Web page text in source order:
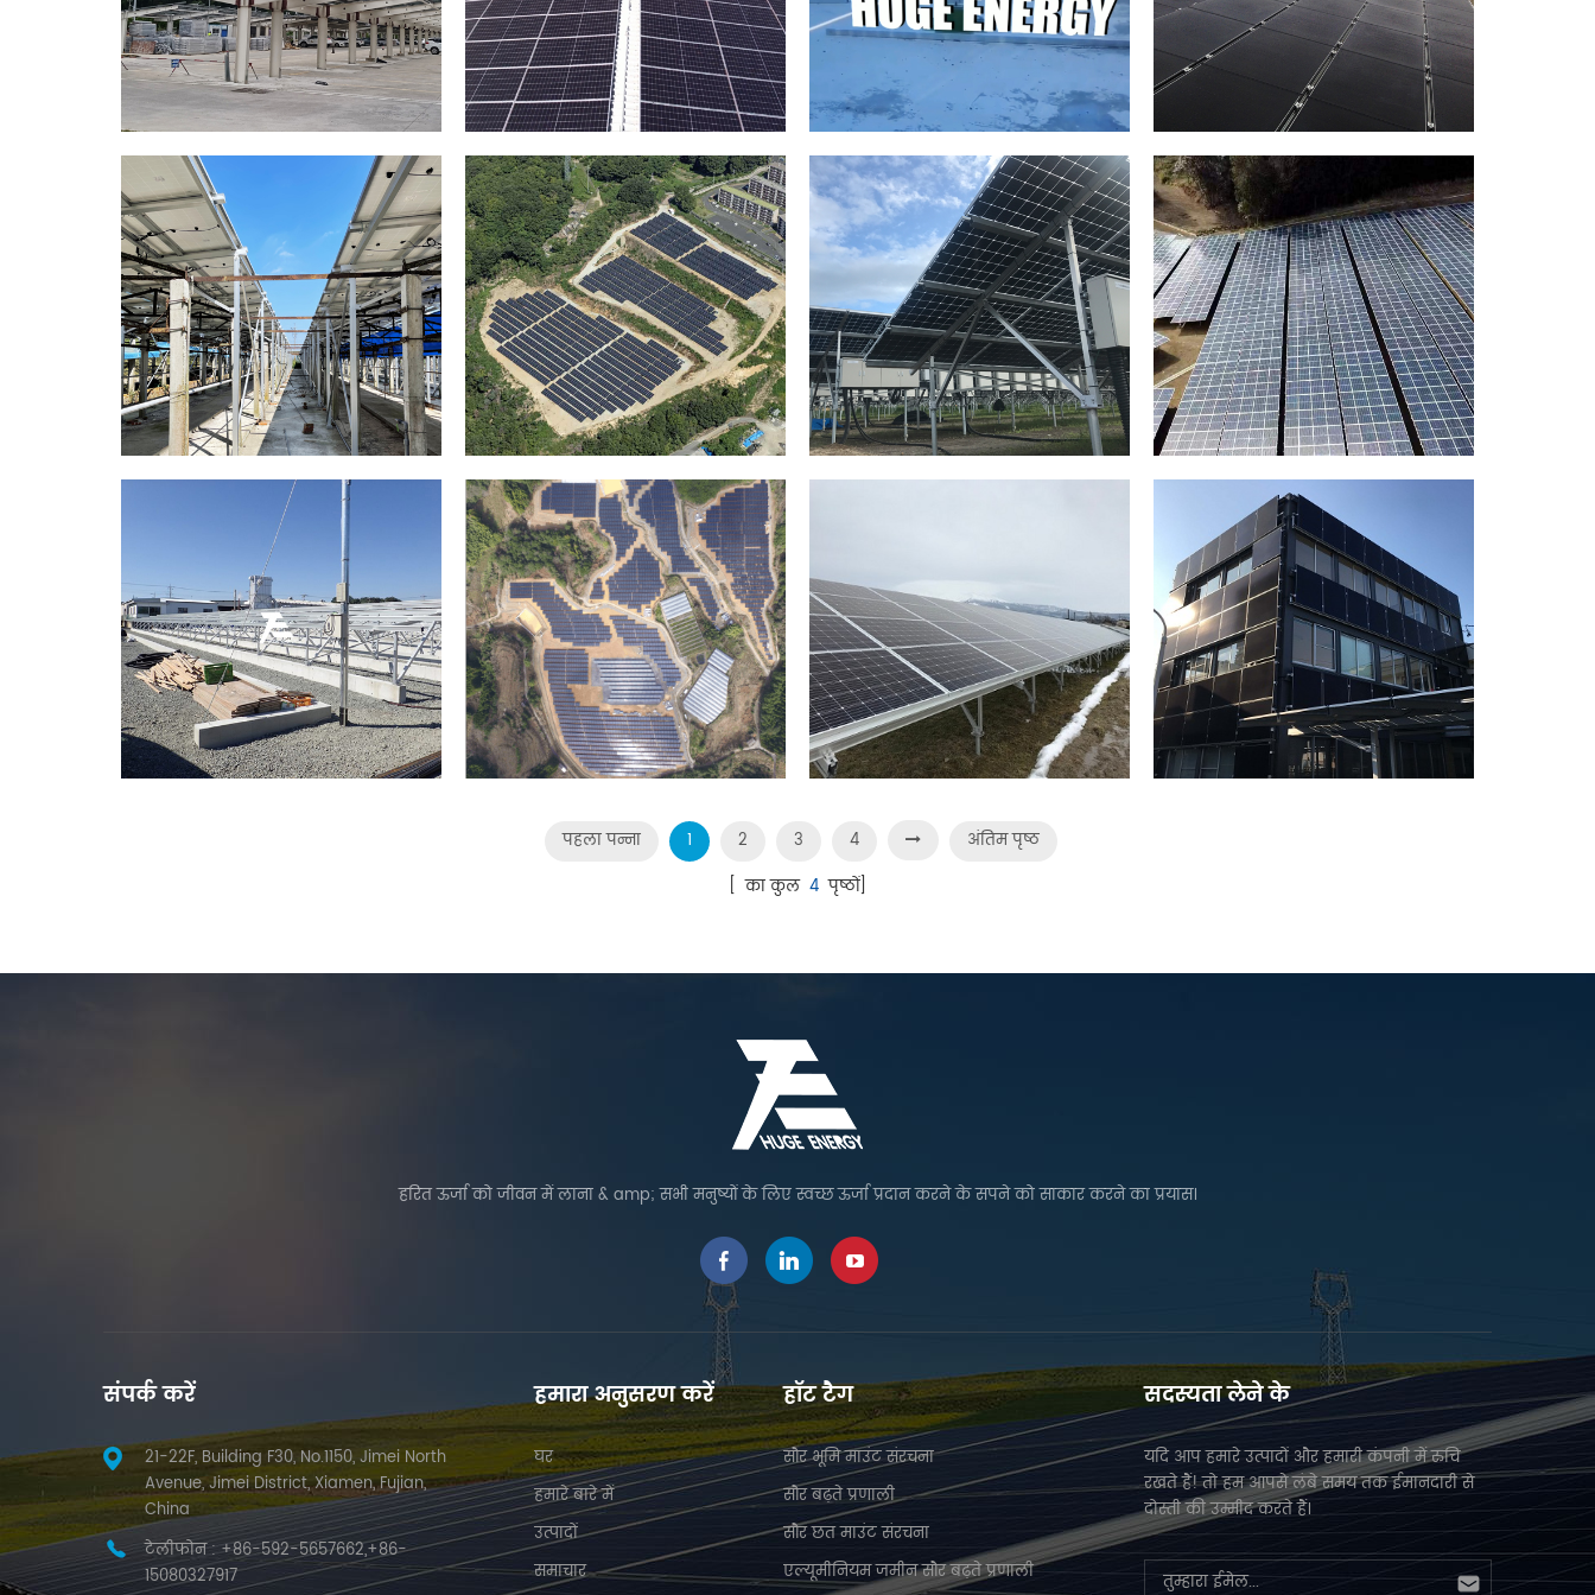
पहला पन्ना 1 2 3 4
अंतिम पृष्ठ
[ का कुल 4 पृष्ठों]
हरित ऊर्जा को जीवन में लाना & amp; सभी मनुष्यों के लिए स्वच्छ ऊर्जा प्रदान करने के सपने को साकार करने का प्रयास।
संपर्क करें
21-22F, Building F30, No.1150, Jimei North
Avenue, Jimei District, Xiamen, Fujian,
China
टेलीफोन : +86-592-5657662,+86-
15080327917
हमारा अनुसरण करें
घर
हमारे बारे में
उत्पादों
समाचार
हॉट टैग
सौर भूमि माउंट संरचना
सौर बढ़ते प्रणाली
सौर छत माउंट संरचना
एल्यूमीनियम जमीन सौर बढ़ते प्रणाली
सदस्यता लेने के
यदि आप हमारे उत्पादों और हमारी कंपनी में रुचि
रखते हैं! तो हम आपसे लंबे समय तक ईमानदारी से
दोस्ती की उम्मीद करते हैं।